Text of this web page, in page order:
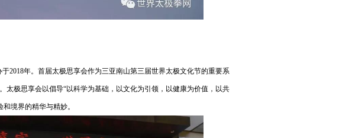
2018年。首届太极思享会作为三亚南山第三届世界太极文化节的重要系
太极思享会以倡导“以科学为基础，以文化为引领，以健康为价值，以共
境界的精华与精妙。